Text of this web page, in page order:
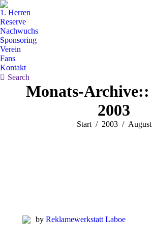
1. Herren
Reserve
Nachwuchs
Sponsoring
Verein
Fans
Kontakt
Search:
Search
Monats-Archive::
2003
Sie befinden sich hier:
Start 2003 August
by Reklamewerkstatt Laboe